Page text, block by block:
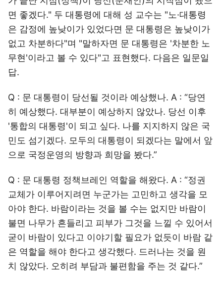
면 좋겠다." 두 대통령에 대해 성 교수는 "노·대통령
은 감정에 높낮이가 있었다면 문 대통령은 높낮이가
없고 차분하다"며 "말하자면 문 대통령은 '차분한 노
무현'이라고 볼 수 있다"고 표현했다. 다음은 일문일
답.
Q : 문 대통령이 당선될 것이라 예상했나. A : “당연
히 예상했다. 대부분이 예상하지 않았나. 당선 이후
'통합의 대통령'이 되고 싶다. 나를 지지하지 않은 국
민도 섬기겠다. 모두의 대통령이 되겠다는 말에서 앞
으로 국정운영의 방향과 희망을 봤다.”
Q : 문 대통령 정책브레인 역할을 해왔다. A : “정권
교체가 이루어지려면 누군가는 고민하고 생각을 모
아야 한다. 바람이라는 것을 볼 수는 없지만 바람이
불면 나무가 흔들리고 피부가 그것을 느낄 수 있어서
굳이 바람이 있다고 이야기할 필요가 없듯이 바람 같
은 역할을 해야 한다고 생각했다. 드러나는 것을 원
치 않았다. 오히려 부담과 불편함을 주는 것 같다.”